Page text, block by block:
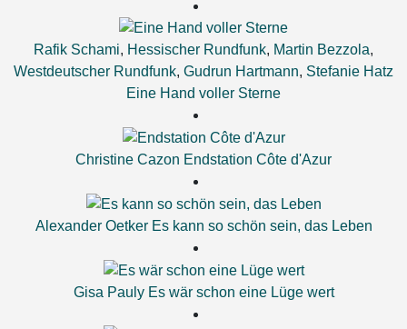
Rafik Schami, Hessischer Rundfunk, Martin Bezzola,
Westdeutscher Rundfunk, Gudrun Hartmann, Stefanie Hatz
Eine Hand voller Sterne
Christine Cazon Endstation Côte d'Azur
Alexander Oetker Es kann so schön sein, das Leben
Gisa Pauly Es wär schon eine Lüge wert